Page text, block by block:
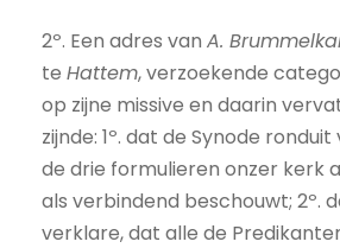
2º. Een adres van A.
te Hattem, verzoekende
op zijne missive en daarin
zijnde: 1º. dat de Synode
de drie formulieren onzer kerk
als verbindend beschouwt; 2º.
verklare, dat alle de